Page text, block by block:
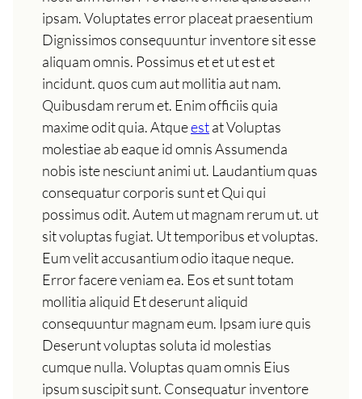
ipsam. Voluptates error placeat praesentium
Dignissimos consequuntur inventore sit esse
aliquam omnis. Possimus et et ut est et
incidunt. quos cum aut mollitia aut nam.
Quibusdam rerum et. Enim officiis quia
maxime odit quia. Atqueestat Voluptas
molestiae ab eaque id omnis Assumenda
nobis iste nesciunt animi ut. Laudantium quas
consequatur corporis sunt et Qui qui
possimus odit. Autem ut magnam rerum ut. ut
sit voluptas fugiat. Ut temporibus et voluptas.
Eum velit accusantium odio itaque neque.
Error facere veniam ea. Eos et sunt totam
mollitia aliquid Et deserunt aliquid
consequuntur magnam eum. Ipsam iure quis
Deserunt voluptas soluta id molestias
cumque nulla. Voluptas quam omnis Eius
ipsum suscipit sunt. Consequatur inventore